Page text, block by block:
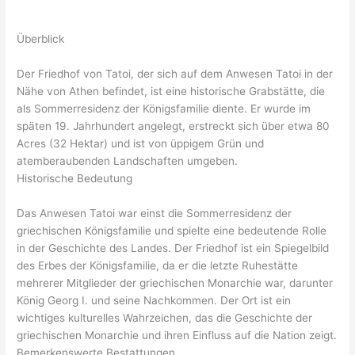
Überblick
Der Friedhof von Tatoi, der sich auf dem Anwesen Tatoi in der
Nähe von Athen befindet, ist eine historische Grabstätte, die
als Sommerresidenz der Königsfamilie diente. Er wurde im
späten 19. Jahrhundert angelegt, erstreckt sich über etwa 80
Acres (32 Hektar) und ist von üppigem Grün und
atemberaubenden Landschaften umgeben.
Historische Bedeutung
Das Anwesen Tatoi war einst die Sommerresidenz der
griechischen Königsfamilie und spielte eine bedeutende Rolle
in der Geschichte des Landes. Der Friedhof ist ein Spiegelbild
des Erbes der Königsfamilie, da er die letzte Ruhestätte
mehrerer Mitglieder der griechischen Monarchie war, darunter
König Georg I. und seine Nachkommen. Der Ort ist ein
wichtiges kulturelles Wahrzeichen, das die Geschichte der
griechischen Monarchie und ihren Einfluss auf die Nation zeigt.